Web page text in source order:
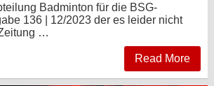
Badminton für die BSG-
136 | 12/2023 der es leider nicht
…
Read More